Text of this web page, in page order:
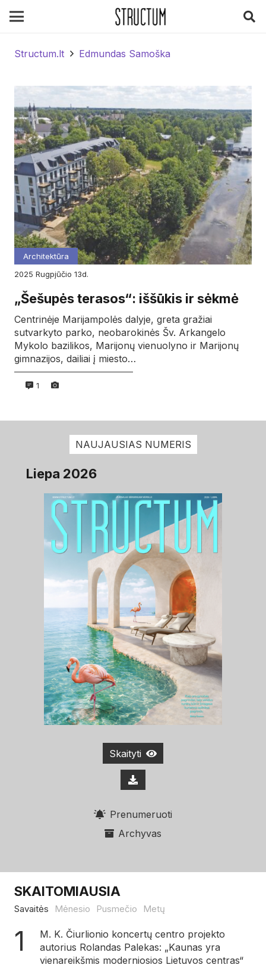
Structum.lt Edmundas Samoška
Architektūra
2025
rugpjūčio 13d.
„Šešupės terasos“: iššūkis ir sėkmė
Centrinėje Marijampolės dalyje, greta gražiai
sutvarkyto parko, neobarokinės Šv. Arkangelo
Mykolo bazilikos, Marijonų vienuolyno ir Marijonų
gimnazijos, dailiai į miesto…
1
NAUJAUSIAS NUMERIS
Liepa 2026
Skaityti
Prenumeruoti
Archyvas
SKAITOMIAUSIA
Savaitės Mėnesio Pusmečio Metų
M. K. Čiurlionio koncertų centro projekto
autorius Rolandas Palekas: „Kaunas yra
vienareikšmis moderniosios Lietuvos centras“